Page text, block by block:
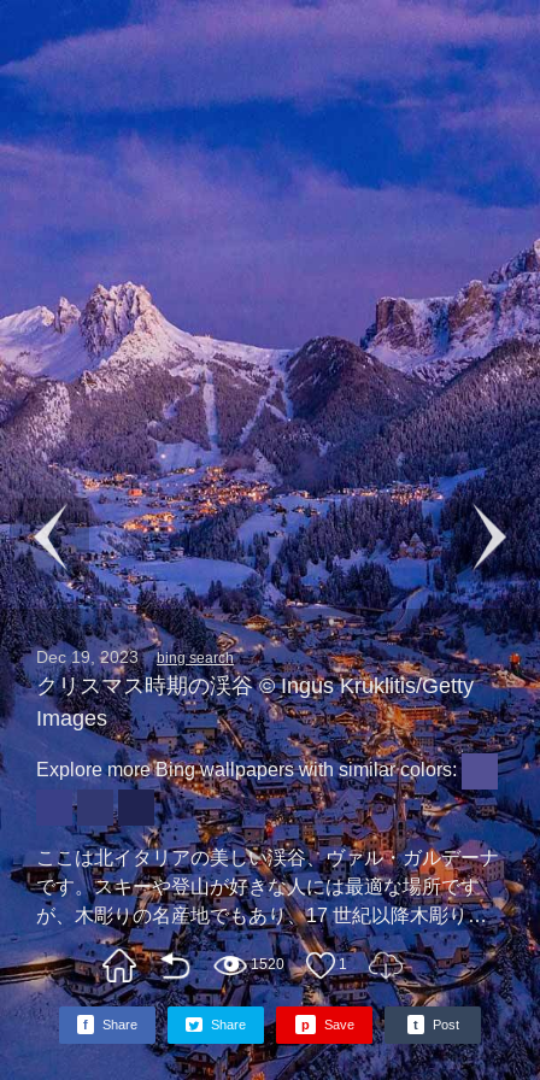
Dec 19, 2023 bing search
クリスマス時期の渓谷 © Ingus Kruklitis/Getty
Images
Explore more Bing wallpapers with similar colors:
ここは北イタリアの美しい渓谷、ヴァル・ガルデーナ
です。スキーや登山が好きな人には最適な場所です
が、木彫りの名産地でもあり、17 世紀以降木彫り産
業が栄えてきました。そして、19 世紀に生産された
木のおもちゃの彫刻「ペグ木製人形」は、欧米でたい
へん人気がありました…
1520 1
f Share Share p Save t Post